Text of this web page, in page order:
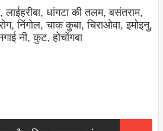
लाईहरीबा, धांगटा की तलम, बसंतराम,
निंगोल, चाक कुबा, चिराओवा, इमोइनु,
नी, कुट, होचोंगबा